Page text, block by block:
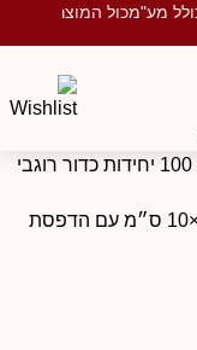
מע"מכול המוצרים
100 יחידות כדור רוגבי